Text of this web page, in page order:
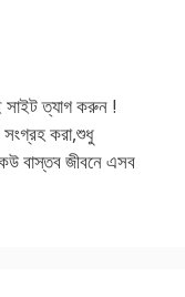
সাইট ত্যাগ করুন !
সংগ্রহ করা,শুধু
বাস্তব জীবনে এসব